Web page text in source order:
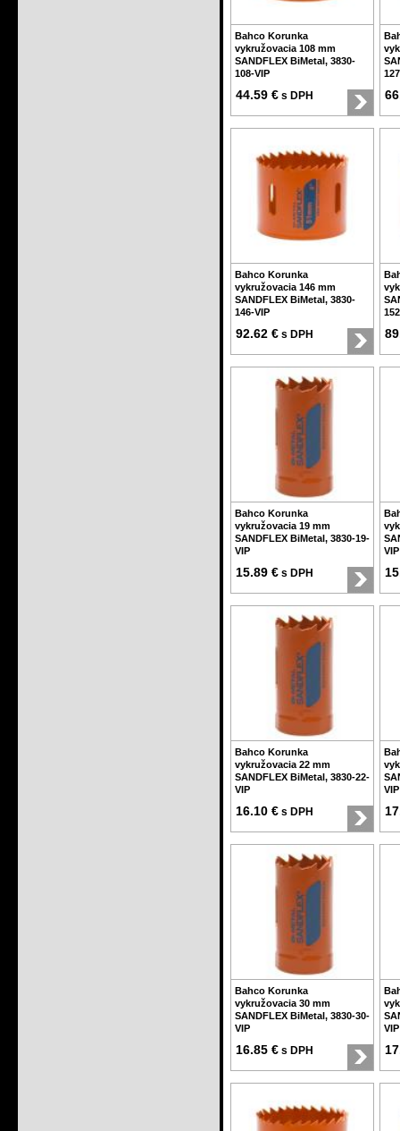
Bahco Korunka
vykružovacia 108 mm
SANDFLEX BiMetal, 3830-
108-VIP
44.59 € s DPH
Bahco Korunka
vykružovacia 146 mm
SANDFLEX BiMetal, 3830-
146-VIP
92.62 € s DPH
Bahco Korunka
vykružovacia 19 mm
SANDFLEX BiMetal, 3830-19-
VIP
15.89 € s DPH
VIP
Bahco Korunka
vykružovacia 22 mm
SANDFLEX BiMetal, 3830-22-
VIP
16.10 € s DPH
VIP
Bahco Korunka
vykružovacia 30 mm
SANDFLEX BiMetal, 3830-30-
VIP
16.85 € s DPH
VIP